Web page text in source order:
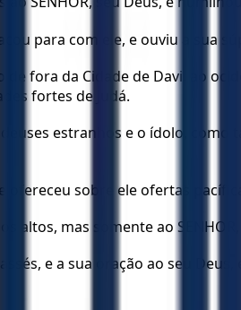
para com ele, e ouviu a sua
de fora da Cidade de Davi, ao
fortes de Judá.
deuses estranhos e o ídolo,
ofereceu sobre ele ofertas
altos, mas somente ao
e a sua oração ao seu